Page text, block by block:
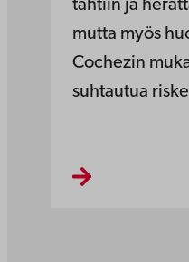
tahtiin ja
mutta myös
Cochezin
suhtautua